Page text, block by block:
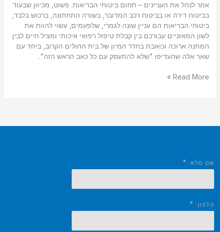
אחר לנהל את העניינים – תחום ביטוחי הבריאות. פשוט, מכיוון שבעוד
בביטוח דירה או בביטוח רכב המדובר, בשורה התחתונה, ברכוש בלבד,
ביטוחי הבריאות הם עניין שונה לגמרי, שלפעמים, עשוי להוות את
לשון המאזניים עבורכם בין קבלת טיפול רפואי איכותי ומציל חיים לבין
המתנה ארוכה וכואבת בחדר המיון של בית החולים הקרוב, ביחד עם
שאר אלה שהעדיפו "שלא להתעסק עם כל כאב הראש הזה".
Read More »
שם מלא: *
טלפון: *